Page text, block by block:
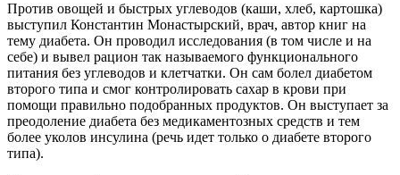
Против овощей и быстрых углеводов (каши, хлеб, картошка)
выступил Константин Монастырский, врач, автор книг на
тему диабета. Он проводил исследования (в том числе и на
себе) и вывел рацион так называемого функционального
питания без углеводов и клетчатки. Он сам болел диабетом
второго типа и смог контролировать сахар в крови при
помощи правильно подобранных продуктов. Он выступает за
преодоление диабета без медикаментозных средств и тем
более уколов инсулина (речь идет только о диабете второго
типа).